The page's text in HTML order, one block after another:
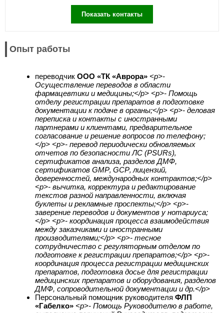
Показать контакты
Опыт работы
переводчик ООО «ТК «Аврора» <p>-
Осуществление переводов в области
фармацевтики и медицины;</p> <p>- Помощь
отделу регистрации препаратов в подготовке
документации к подаче в органы;</p> <p>- деловая
переписка и контакты с иностранными
партнерами и клиентами, предварительное
согласование и решение вопросов по телефону;
</p> <p>- перевод периодически обновляемых
отчетов по безопасности ЛС (PSURs)‚
сертификатов анализа, разделов ДМФ,
сертификатов GMP‚ GСP‚ лицензий,
доверенностей, международных контрактов;</p>
<p>- вычитка, корректура и редактирование
текстов разной направленности, включая
буклеты и рекламные проспекты;</p> <p>-
заверение переводов и документов у нотариуса;
</p> <p>- координация процесса взаимодействия
между заказчиками и иностранными
производителями;</p> <p>- тесное
сотрудничество с регуляторным отделом по
подготовке к регистрации препаратов;</p> <p>-
координация процесса регистрации медицинских
препаратов, подготовка досье для регистрации
медицинских препаратов и оборудования, разделов
ДМФ, сопроводительной документации и др.</p>
Персональный помощник руководителя ФЛП
«Габелко» <p>- Помощь Руководителю в работе,